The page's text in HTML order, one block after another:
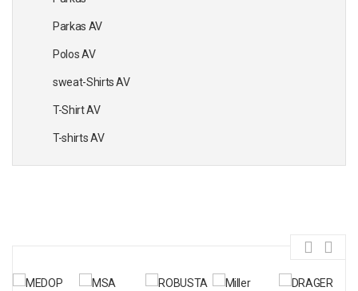
Parkas AV
Polos AV
sweat-Shirts AV
T-Shirt AV
T-shirts AV